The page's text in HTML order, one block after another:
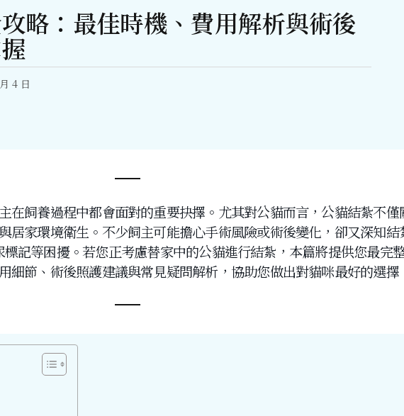
略：最佳時機、費用解析與術後
4 日
在飼養過程中都會面對的重要抉擇。尤其對公貓而言，公貓結紮不僅
居家環境衛生。不少飼主可能擔心手術風險或術後變化，卻又深知結
記等困擾。若您正考慮替家中的公貓進行結紮，本篇將提供您最完
細節、術後照護建議與常見疑問解析，協助您做出對貓咪最好的選擇